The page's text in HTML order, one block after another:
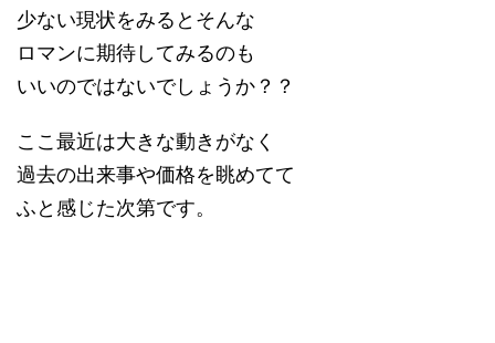
少ない現状をみるとそんな
ロマンに期待してみるのも
いいのではないでしょうか？？
ここ最近は大きな動きがなく
過去の出来事や価格を眺めてて
ふと感じた次第です。